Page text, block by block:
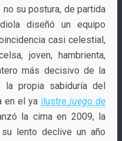
su postura, de partida
diseñó un equipo
casi celestial,
joven, hambrienta,
más decisivo de la
la propia sabiduría del
en el ya ilustre juego de
la cima en 2009, la
lento declive un año